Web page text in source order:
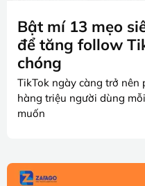
Bật mí 13 mẹo
để tăng follow
chóng
TikTok ngày càng trở nên
hàng triệu người dùng
muốn